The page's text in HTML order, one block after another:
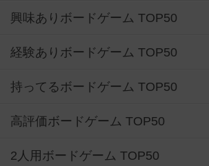
興味ありボードゲーム TOP50
経験ありボードゲーム TOP50
持ってるボードゲーム TOP50
高評価ボードゲーム TOP50
2人用ボードゲーム TOP50